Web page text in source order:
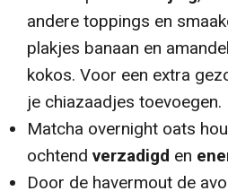
andere toppings en
plakjes banaan en
kokos. Voor een extra
je chiazaadjes toevoegen.
Matcha overnight oats
ochtend verzadigd en
Door de havermout de